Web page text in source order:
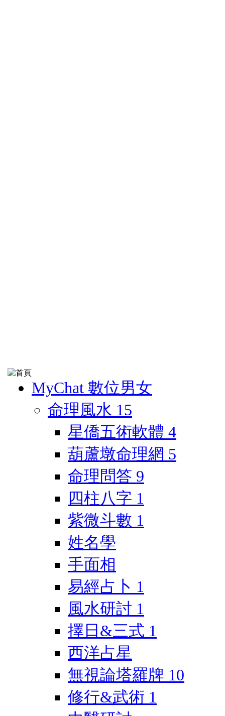
MyChat 數位男女
命理風水 15
星僑五術軟體 4
葫蘆墩命理網 5
命理問答 9
四柱八字 1
紫微斗數 1
姓名學
手面相
易經占卜 1
風水研討 1
擇日&三式 1
西洋占星
無視論塔羅牌 10
修行&武術 1